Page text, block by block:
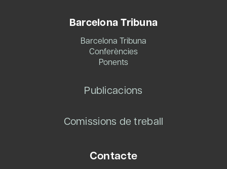
Barcelona Tribuna
Barcelona Tribuna
Conferències
Ponents
Publicacions
Comissions de treball
Contacte